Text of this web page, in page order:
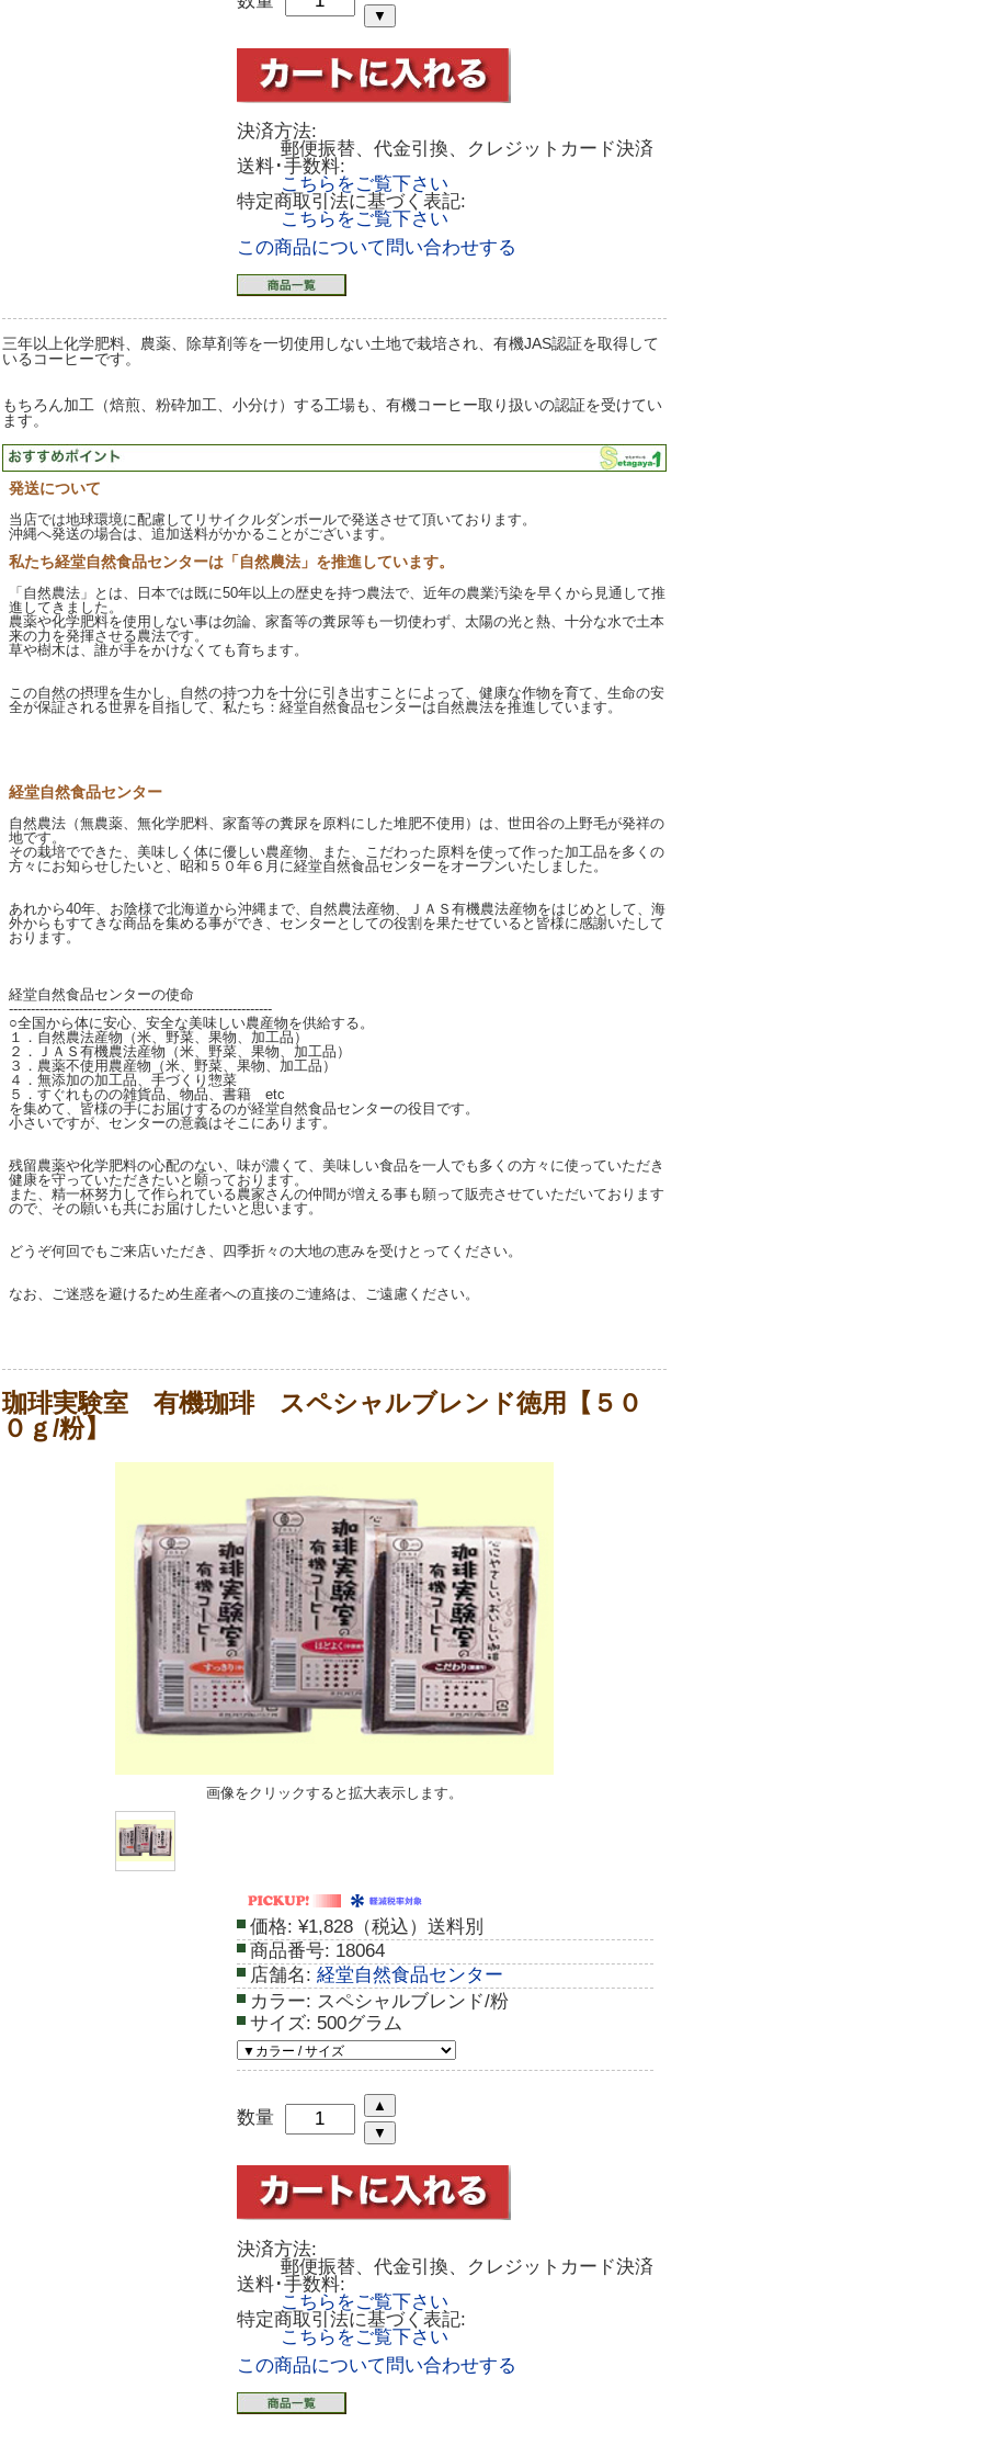
決済方法:
郵便振替、代金引換、クレジットカード決済
送料･手数料:
こちらをご覧下さい
特定商取引法に基づく表記:
こちらをご覧下さい
この商品について問い合わせする
三年以上化学肥料、農薬、除草剤等を一切使用しない土地で栽培され、有機JAS認証を取得して
いるコーヒーです。
もちろん加工（焙煎、粉砕加工、小分け）する工場も、有機コーヒー取り扱いの認証を受けてい
ます。
発送について
当店では地球環境に配慮してリサイクルダンボールで発送させて頂いております。
沖縄へ発送の場合は、追加送料がかかることがございます。
私たち経堂自然食品センターは「自然農法」を推進しています。
「自然農法」とは、日本では既に50年以上の歴史を持つ農法で、近年の農業汚染を早くから見通して推
進してきました。
農薬や化学肥料を使用しない事は勿論、家畜等の糞尿等も一切使わず、太陽の光と熱、十分な水で土本
来の力を発揮させる農法です。
草や樹木は、誰が手をかけなくても育ちます。
この自然の摂理を生かし、自然の持つ力を十分に引き出すことによって、健康な作物を育て、生命の安
全が保証される世界を目指して、私たち：経堂自然食品センターは自然農法を推進しています。
経堂自然食品センター
自然農法（無農薬、無化学肥料、家畜等の糞尿を原料にした堆肥不使用）は、世田谷の上野毛が発祥の
地です。
その栽培でできた、美味しく体に優しい農産物、また、こだわった原料を使って作った加工品を多くの
方々にお知らせしたいと、昭和５０年６月に経堂自然食品センターをオープンいたしました。
あれから40年、お陰様で北海道から沖縄まで、自然農法産物、ＪＡＳ有機農法産物をはじめとして、海
外からもすてきな商品を集める事ができ、センターとしての役割を果たせていると皆様に感謝いたして
おります。
経堂自然食品センターの使命
------------------------------------------------------------
○全国から体に安心、安全な美味しい農産物を供給する。
１．自然農法産物（米、野菜、果物、加工品）
２．ＪＡＳ有機農法産物（米、野菜、果物、加工品）
３．農薬不使用農産物（米、野菜、果物、加工品）
４．無添加の加工品、手づくり惣菜
５．すぐれものの雑貨品、物品、書籍 etc
を集めて、皆様の手にお届けするのが経堂自然食品センターの役目です。
小さいですが、センターの意義はそこにあります。
残留農薬や化学肥料の心配のない、味が濃くて、美味しい食品を一人でも多くの方々に使っていただき
健康を守っていただきたいと願っております。
また、精一杯努力して作られている農家さんの仲間が増える事も願って販売させていただいております
ので、その願いも共にお届けしたいと思います。
どうぞ何回でもご来店いただき、四季折々の大地の恵みを受けとってください。
なお、ご迷惑を避けるため生産者への直接のご連絡は、ご遠慮ください。
珈琲実験室 有機珈琲 スペシャルブレンド徳用【５０
０ｇ/粉】
画像をクリックすると拡大表示します。
価格: ¥1,828（税込）送料別
商品番号: 18064
店舗名: 経堂自然食品センター
カラー: スペシャルブレンド/粉
サイズ: 500グラム
数量
決済方法:
郵便振替、代金引換、クレジットカード決済
送料･手数料:
こちらをご覧下さい
特定商取引法に基づく表記:
こちらをご覧下さい
この商品について問い合わせする